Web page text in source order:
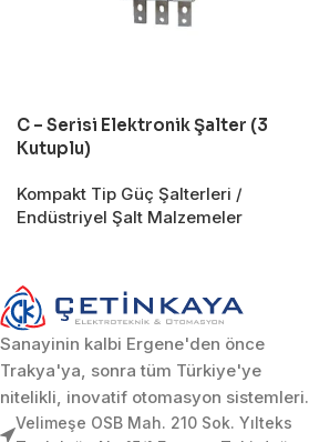
C – Serisi Elektronik Şalter (3
Kutuplu)
Kompakt Tip Güç Şalterleri /
Endüstriyel Şalt Malzemeler
Sanayinin kalbi Ergene'den önce
Trakya'ya, sonra tüm Türkiye'ye
nitelikli, inovatif otomasyon sistemleri.
Velimeşe OSB Mah. 210 Sok. Yılteks